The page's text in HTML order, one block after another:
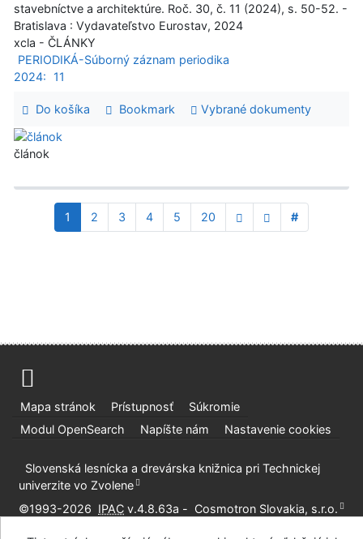
stavebníctve a architektúre. Roč. 30, č. 11 (2024), s. 50-52. -
Bratislava : Vydavateľstvo Eurostav, 2024
xcla - ČLÁNKY
PERIODIKÁ-Súborný záznam periodika
2024:
11
Do košíka Bookmark Vybrané dokumenty
článok
1 2 3 4 5 20 #
Mapa stránok Prístupnosť
Súkromie
Modul OpenSearch
Napíšte nám Nastavenie cookies
Slovenská lesnícka a drevárska knižnica pri Technickej
univerzite vo Zvolene
©1993-2026 IPAC v.4.8.63a - Cosmotron Slovakia, s.r.o.